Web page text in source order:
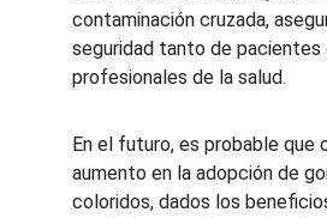
contaminación cruzada,
seguridad tanto de pacientes
profesionales de la salud.
En el futuro, es probable que
aumento en la adopción de
coloridos, dados los